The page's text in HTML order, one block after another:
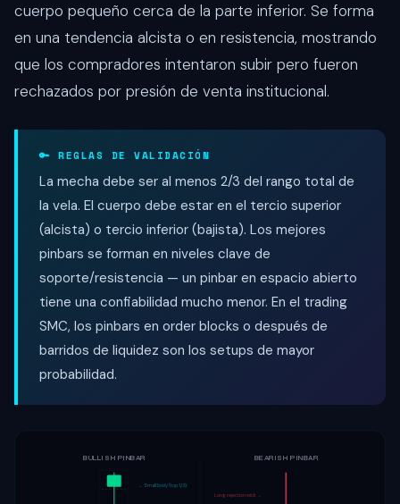
cuerpo pequeño cerca de la parte inferior. Se forma
en una tendencia alcista o en resistencia, mostrando
que los compradores intentaron subir pero fueron
rechazados por presión de venta institucional.
🔑 REGLAS DE VALIDACIÓN
La mecha debe ser al menos 2/3 del rango total de
la vela. El cuerpo debe estar en el tercio superior
(alcista) o tercio inferior (bajista). Los mejores
pinbars se forman en niveles clave de
soporte/resistencia — un pinbar en espacio abierto
tiene una confiabilidad mucho menor. En el trading
SMC, los pinbars en order blocks o después de
barridos de liquidez son los setups de mayor
probabilidad.
BULLISH PINBAR
← Small body (top 1/3)
BEARISH PINBAR
Long rejection wick →